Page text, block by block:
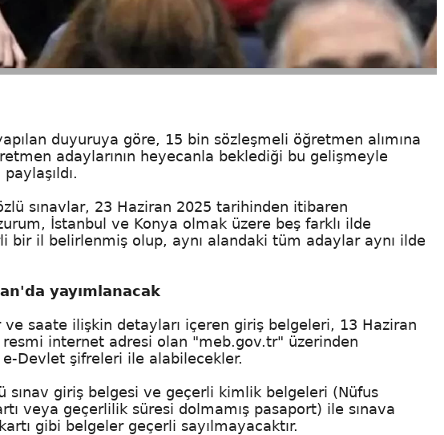
duyuruya göre, 15 bin sözleşmeli öğretmen alımına
adaylarının heyecanla beklediği bu gelişmeyle
sınavlar, 23 Haziran 2025 tarihinden itibaren
İstanbul ve Konya olmak üzere beş farklı ilde
bir il belirlenmiş olup, aynı alandaki tüm adaylar aynı ilde
yayımlanacak
ve saate ilişkin detayları içeren giriş belgeleri, 13 Haziran
resmi internet adresi olan "meb.gov.tr" üzerinden
Devlet şifreleri ile alabilecekler.
sınav giriş belgesi ve geçerli kimlik belgeleri (Nüfus
veya geçerlilik süresi dolmamış pasaport) ile sınava
gibi belgeler geçerli sayılmayacaktır.